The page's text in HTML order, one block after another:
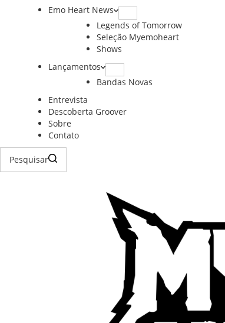
Emo Heart News
Legends of Tomorrow
Seleção Myemoheart
Shows
Lançamentos
Bandas Novas
Entrevista
Descoberta Groover
Sobre
Contato
Pesquisar